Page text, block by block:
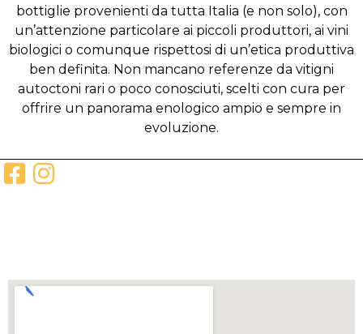
bottiglie provenienti da tutta Italia (e non solo), con
un’attenzione particolare ai piccoli produttori, ai vini
biologici o comunque rispettosi di un’etica produttiva
ben definita. Non mancano referenze da vitigni
autoctoni rari o poco conosciuti, scelti con cura per
offrire un panorama enologico ampio e sempre in
evoluzione.